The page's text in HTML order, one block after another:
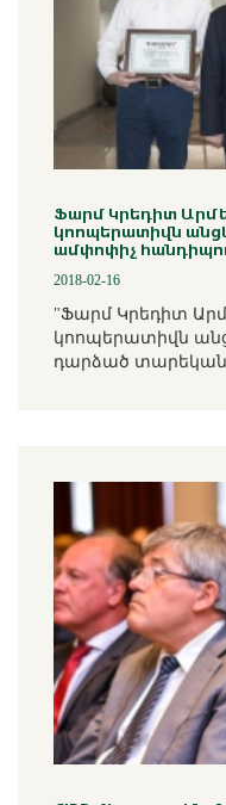
Ֆարմ Կրեդիտ
կոոպերատիվն
ամփոփիչ
2018-02-16
"Ֆարմ Կրեդիտ
կոոպերատիվն
դարձած